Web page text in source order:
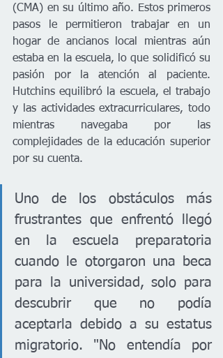
(CMA) en su último año. Estos primeros
pasos le permitieron trabajar en un
hogar de ancianos local mientras aún
estaba en la escuela, lo que solidificó su
pasión por la atención al paciente.
Hutchins equilibró la escuela, el trabajo
y las actividades extracurriculares, todo
mientras navegaba por las
complejidades de la educación superior
por su cuenta.
Uno de los obstáculos más
frustrantes que enfrentó llegó
en la escuela preparatoria
cuando le otorgaron una beca
para la universidad, solo para
descubrir que no podía
aceptarla debido a su estatus
migratorio. "No entendía por